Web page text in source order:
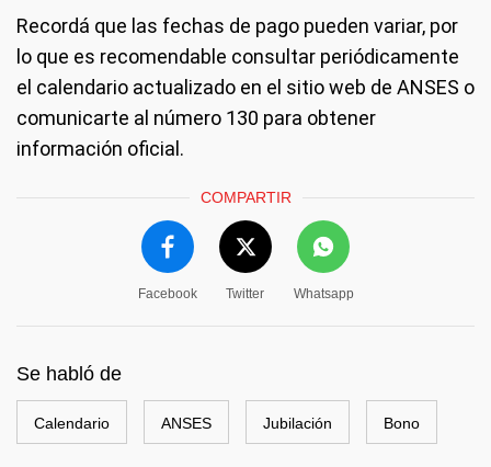
Recordá que las fechas de pago pueden variar, por
lo que es recomendable consultar periódicamente
el calendario actualizado en el sitio web de ANSES o
comunicarte al número 130 para obtener
información oficial.
COMPARTIR
Facebook Twitter Whatsapp
Se habló de
Calendario ANSES Jubilación Bono